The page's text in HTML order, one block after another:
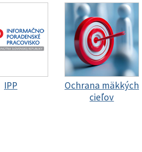
IPP
Ochrana mäkkých
cieľov